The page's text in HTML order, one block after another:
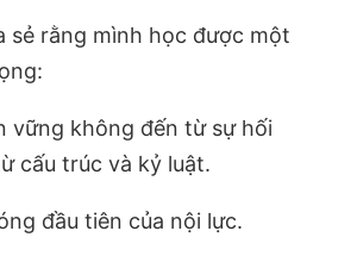
sẻ rằng mình học được một
vững không đến từ sự hối
cấu trúc và kỷ luật.
đầu tiên của nội lực.